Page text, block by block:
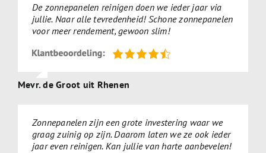
De zonnepanelen reinigen doen we ieder jaar via
jullie. Naar alle tevredenheid! Schone zonnepanelen
voor meer rendement, gewoon slim!
Mevr. de Groot uit Rhenen
Zonnepanelen zijn een grote investering waar we
graag zuinig op zijn. Daarom laten we ze ook ieder
jaar even reinigen. Kan jullie van harte aanbevelen!